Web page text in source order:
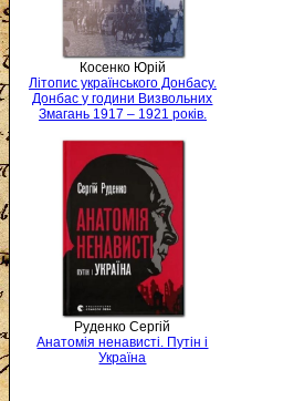
Косенко Юрій
Літопис українського Донбасу.
Донбас у години Визвольних
Змагань 1917 – 1921 років.
Руденко Сергій
Анатомія ненависті. Путін і
Україна